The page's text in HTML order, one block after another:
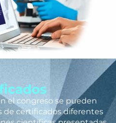
el congreso se pueden
de certificados diferentes